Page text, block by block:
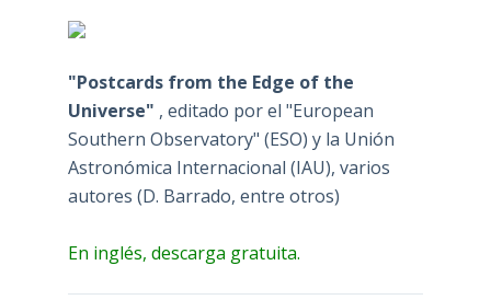
"Postcards from the Edge of the
Universe" , editado por el "European
Southern Observatory" (ESO) y la Unión
Astronómica Internacional (IAU), varios
autores (D. Barrado, entre otros)
En inglés, descarga gratuita.